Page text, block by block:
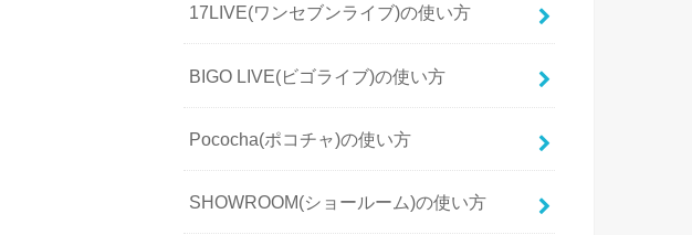
17LIVE(ワンセブンライブ)の使い方
BIGO LIVE(ビゴライブ)の使い方
Pococha(ポコチャ)の使い方
SHOWROOM(ショールーム)の使い方